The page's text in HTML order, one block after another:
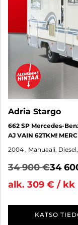
Adria Stargo
662 SP Mercedes-
AJ VAIN 62TKM!
2004 , Manuaali,
34 900 €34
alk. 309 € / kk
KATSO